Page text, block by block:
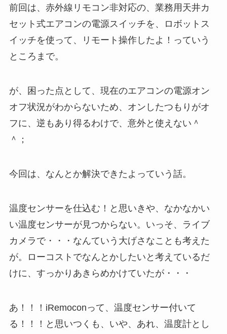
前回は、赤外線リモコン非対応の、業務用天井カ
セット式エアコンの電源スイッチを、ロボットス
イッチを使って、リモート操作したよ！っていう
ところまで。
が、困った点として、現在のエアコンの電源オン
オフ状況がわからないため、オンしたつもりがオ
フに、逆もあり得るわけで、意外と使えない＾
＾；
今回は、なんとか解決できたよっていう話。
温度センサーを仕込む！と思いきや、なかなかい
い温度センサーが見つからない。いっそ、ライブ
カメラで・・・なんていう大げさなことも考えた
が。ローコストでなんとかしたいと考えているだ
けに、すっかりあきらめかけていたが・・・
あ！！！iRemoconって、温度センサー付いて
る！！！と思いつくも、いや、あれ、温度計とし